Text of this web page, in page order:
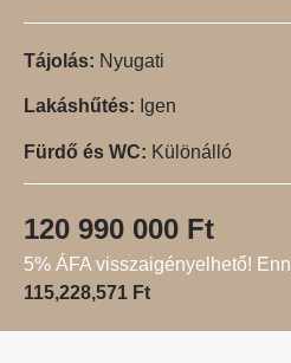
Tájolás: Nyugati
Lakáshűtés: Igen
Fürdő és WC: Különálló
120 990 000 Ft
5% ÁFA visszaigényelhető!
115,228,571 Ft